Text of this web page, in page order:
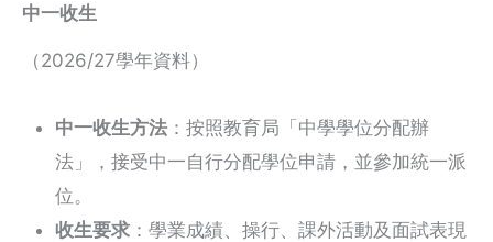
中一收生
（2026/27學年資料）
中一收生方法 ：按照教育局「中學學位分配辦
法」，接受中一自行分配學位申請，並參加統一派
位。
收生要求 ：學業成績、操行、課外活動及面試表現